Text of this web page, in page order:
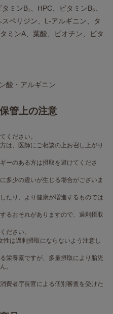
ミンB₁、HPC、ビタミンB₆、
ペリジン、L-アルギニン、タ
ミンA、葉酸、ビオチン、ビタ
酸・アルギニン
管上の注意
ください。
は、医師にご相談の上お召し上がり
ーのある方は摂取を避けてくださ
多少の違いが生じる場合がございま
たり、より健康が増進するものでは
るおそれがありますので、過剰摂取
ださい。
は過剰摂取にならないよう注意し
栄養素ですが、多量摂取により胎児
。
費者庁長官による個別審査を受けた